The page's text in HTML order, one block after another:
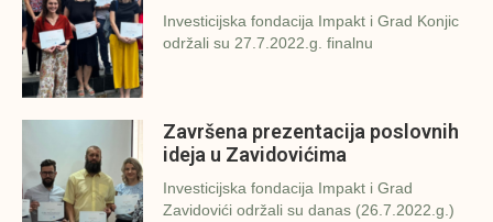
Investicijska fondacija Impakt i Grad Konjic
održali su 27.7.2022.g. finalnu
Završena prezentacija poslovnih
ideja u Zavidovićima
Investicijska fondacija Impakt i Grad
Zavidovići održali su danas (26.7.2022.g.)